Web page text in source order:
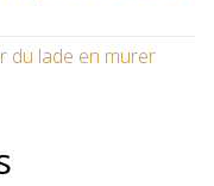
du lade en murer